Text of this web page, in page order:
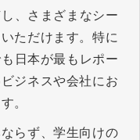
、さまざまなシー
ただけます。特に
日本が最もレポー
ジネスや会社にお
。
らず、学生向けの